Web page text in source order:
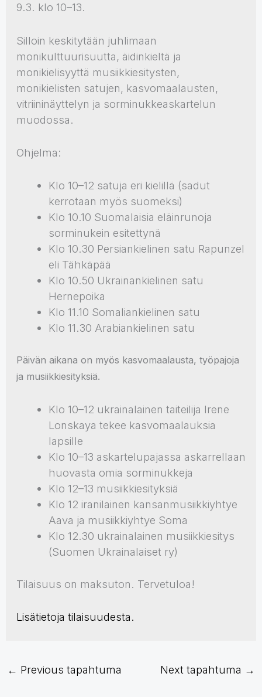
9.3. klo 10–13.
Silloin keskitytään juhlimaan
monikulttuurisuutta, äidinkieltä ja
monikielisyyttä musiikkiesitysten,
monikielisten satujen, kasvomaalausten,
vitriininäyttelyn ja sorminukkeaskartelun
muodossa.
Ohjelma:
Klo 10–12 satuja eri kielillä (sadut
kerrotaan myös suomeksi)
Klo 10.10 Suomalaisia eläinrunoja
sorminukein esitettynä
Klo 10.30 Persiankielinen satu Rapunzel
eli Tähkäpää
Klo 10.50 Ukrainankielinen satu
Hernepoika
Klo 11.10 Somaliankielinen satu
Klo 11.30 Arabiankielinen satu
Päivän aikana on myös kasvomaalausta, työpajoja
ja musiikkiesityksiä.
Klo 10–12 ukrainalainen taiteilija Irene
Lonskaya tekee kasvomaalauksia
lapsille
Klo 10–13 askartelupajassa askarrellaan
huovasta omia sorminukkeja
Klo 12–13 musiikkiesityksiä
Klo 12 iranilainen kansanmusiikkiyhtye
Aava ja musiikkiyhtye Soma
Klo 12.30 ukrainalainen musiikkiesitys
(Suomen Ukrainalaiset ry)
Tilaisuus on maksuton. Tervetuloa!
Lisätietoja tilaisuudesta.
← Previous tapahtuma Next tapahtuma →